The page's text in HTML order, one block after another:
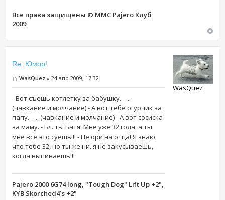
Все права защищены © MMC Pajero Клуб
2009
Re: Юмор!
WasQuez » 24 апр 2009, 17:32
- Вот съешь котлетку за бабушку. - ...
(чавкание и молчание) - А вот тебе огурчик за
папу. - ... (чавкание и молчание) - А вот сосиска
за маму. - Бл..ть! Батя! Мне уже 32 года, а ты
мне все это суешь!!! - Не ори на отца! Я знаю,
что тебе 32, но ты же ни..я не закусываешь,
когда выпиваешь!!!
Pajero 2000 6G74 long, "Tough Dog" Lift Up +2",
KYB Skorched4´s +2"
WasQuez